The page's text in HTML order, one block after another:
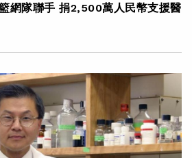
網隊聯手 捐2,500萬人民幣支援醫